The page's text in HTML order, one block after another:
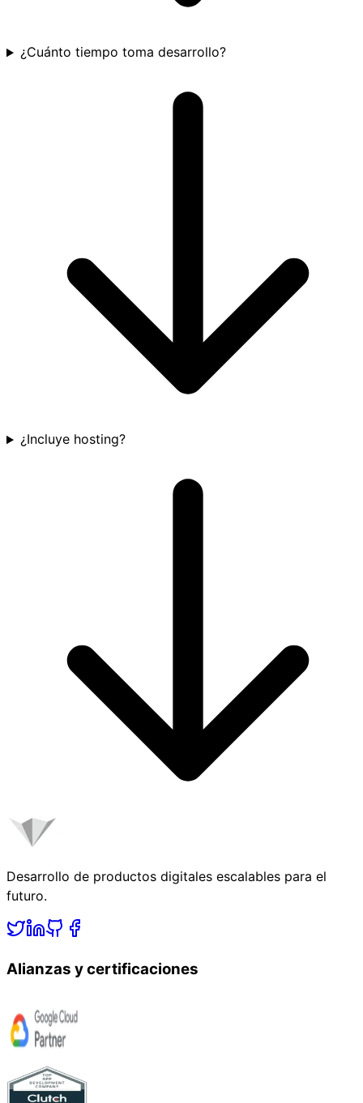
¿Cuánto tiempo toma desarrollo?
¿Incluye hosting?
Desarrollo de productos digitales escalables para el
futuro.
Alianzas y certificaciones